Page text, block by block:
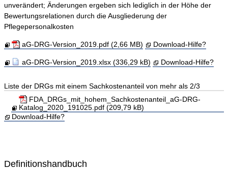
unverändert; Änderungen ergeben sich lediglich in der Höhe der
Bewertungsrelationen durch die Ausgliederung der
Pflegepersonalkosten
aG-DRG-Version_2019.pdf (2,66 MB) Download-Hilfe?
aG-DRG-Version_2019.xlsx (336,29 kB) Download-Hilfe?
Liste der DRGs mit einem Sachkostenanteil von mehr als 2/3
FDA_DRGs_mit_hohem_Sachkostenanteil_aG-DRG-
Katalog_2020_191025.pdf (209,79 kB)
Download-Hilfe?
Definitionshandbuch